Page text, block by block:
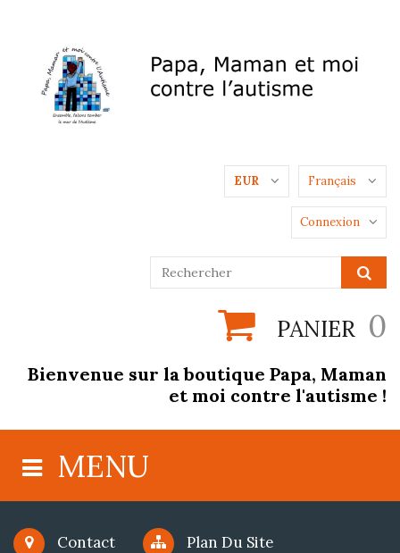
Français
EUR
Connexion
PANIER 0
Bienvenue sur la boutique Papa, Maman
et moi contre l'autisme !
MENU
Contact Plan Du Site